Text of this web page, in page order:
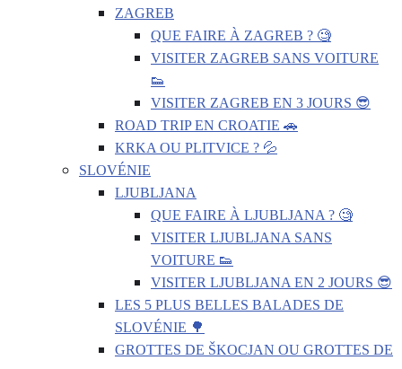
ZAGREB
QUE FAIRE À ZAGREB ? 🧐
VISITER ZAGREB SANS VOITURE
👟
VISITER ZAGREB EN 3 JOURS 😎
ROAD TRIP EN CROATIE 🚗
KRKA OU PLITVICE ? 💦
SLOVÉNIE
LJUBLJANA
QUE FAIRE À LJUBLJANA ? 🧐
VISITER LJUBLJANA SANS
VOITURE 👟
VISITER LJUBLJANA EN 2 JOURS 😎
LES 5 PLUS BELLES BALADES DE
SLOVÉNIE 🌳
GROTTES DE ŠKOCJAN OU GROTTES DE